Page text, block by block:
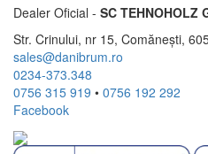
Dealer Oficial - SC TEHNOHOLZ
Str. Crinului, nr 15, Comănești,
sales@danibrum.ro
0234-373.348
0756 315 919 • 0756 192 292
Facebook